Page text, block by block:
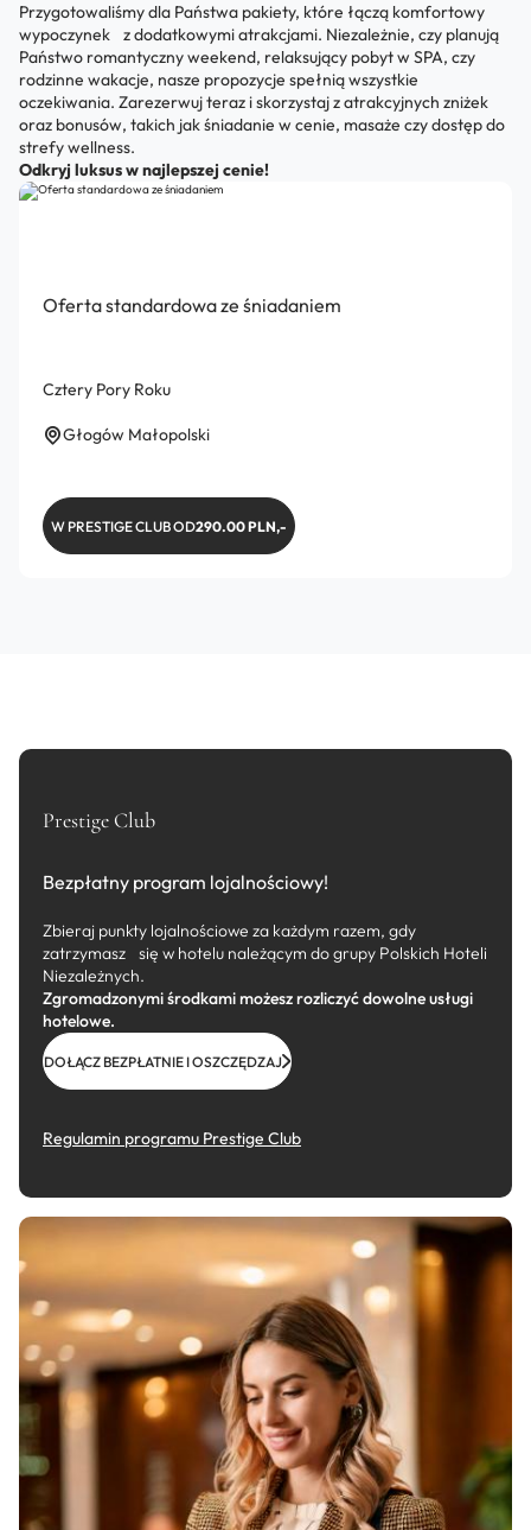
Przygotowaliśmy dla Państwa pakiety, które łączą komfortowy
wypoczynek z dodatkowymi atrakcjami. Niezależnie, czy planują
Państwo romantyczny weekend, relaksujący pobyt w SPA, czy
rodzinne wakacje, nasze propozycje spełnią wszystkie
oczekiwania. Zarezerwuj teraz i skorzystaj z atrakcyjnych zniżek
oraz bonusów, takich jak śniadanie w cenie, masaże czy dostęp do
strefy wellness.
Odkryj luksus w najlepszej cenie!
Oferta standardowa ze śniadaniem
Cztery Pory Roku
Głogów Małopolski
W PRESTIGE CLUB OD290.00 PLN,-
Prestige Club
Bezpłatny program lojalnościowy!
Zbieraj punkty lojalnościowe za każdym razem, gdy
zatrzymasz się w hotelu należącym do grupy Polskich Hoteli
Niezależnych.
Zgromadzonymi środkami możesz rozliczyć dowolne usługi
hotelowe.
DOŁĄCZ BEZPŁATNIE I OSZCZĘDZAJ
Regulamin programu Prestige Club